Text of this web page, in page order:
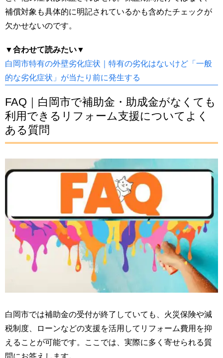
補償対象も具体的に明記されているかも含めたチェックが
欠かせないのです。
▼合わせて読みたい▼
白岡市特有の外壁劣化症状｜特有の劣化はないけど「一般
的な劣化症状」が当たり前に発生する
FAQ｜白岡市で補助金・助成金がなくても
利用できるリフォーム支援についてよく
ある質問
白岡市では補助金の受付が終了していても、火災保険や減
税制度、ローンなどの支援を活用してリフォーム費用を抑
えることが可能です。ここでは、実際に多く寄せられる質
問にお答えします。